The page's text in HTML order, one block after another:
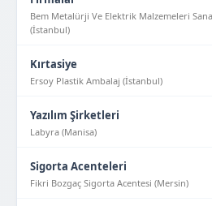
Bem Metalürji Ve Elektrik Malzemeleri
(İstanbul)
Kırtasiye
Ersoy Plastik Ambalaj (İstanbul)
Yazılım Şirketleri
Labyra (Manisa)
Sigorta Acenteleri
Fikri Bozgaç Sigorta Acentesi (Mersin)